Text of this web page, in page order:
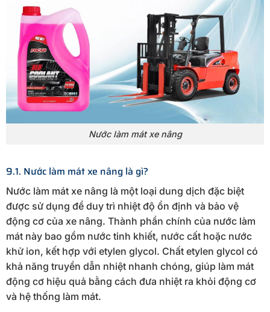
Nước làm mát xe nâng
9.1. Nước làm mát xe nâng là gì?
Nước làm mát xe nâng là một loại dung dịch đặc biệt
được sử dụng để duy trì nhiệt độ ổn định và bảo vệ
động cơ của xe nâng. Thành phần chính của nước làm
mát này bao gồm nước tinh khiết, nước cất hoặc nước
khử ion, kết hợp với etylen glycol. Chất etylen glycol có
khả năng truyền dẫn nhiệt nhanh chóng, giúp làm mát
động cơ hiệu quả bằng cách đưa nhiệt ra khỏi động cơ
và hệ thống làm mát.